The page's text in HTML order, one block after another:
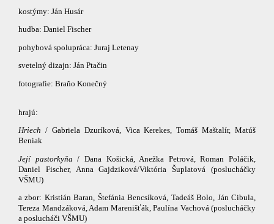
kostýmy: Ján Husár
hudba: Daniel Fischer
pohybová spolupráca: Juraj Letenay
svetelný dizajn: Ján Ptačin
fotografie: Braňo Konečný
hrajú:
Hriech / Gabriela Dzuríková, Vica Kerekes, Tomáš Maštalír, Matúš
Beniak
Její pastorkyňa / Dana Košická, Anežka Petrová, Roman Poláčik,
Daniel Fischer, Anna Gajdziková/Viktória Šuplatová (poslucháčky
VŠMU)
a zbor: Kristián Baran, Štefánia Bencsíková, Tadeáš Bolo, Ján Cibula,
Tereza Mandzáková, Adam Marenišťák, Paulína Vachová (poslucháčky
a poslucháči VŠMU)